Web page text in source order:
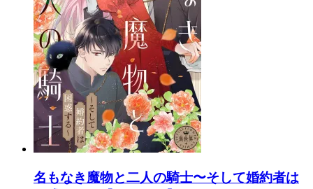
名もなき魔物と二人の騎士〜そして婚約者は